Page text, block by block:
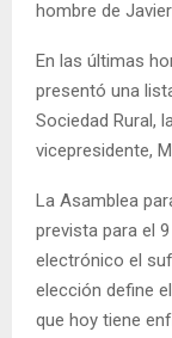
hombre de
En las últimas
presentó una
Sociedad Rural,
vicepresidente,
La Asamblea
prevista para el
electrónico el
elección define
que hoy tiene